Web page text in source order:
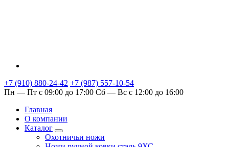
+7 (910) 880-24-42 +7 (987) 557-10-54
Пн — Пт с 09:00 до 17:00 Сб — Вс с 12:00 до 16:00
Главная
О компании
Каталог
Охотничьи ножи